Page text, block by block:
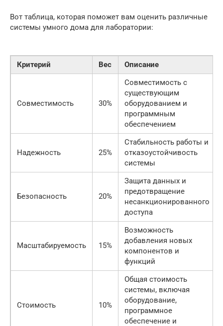
Вот таблица, которая поможет вам оценить различные
системы умного дома для лаборатории:
Критерий Вес Описание
Совместимость 30%
Совместимость с
существующим
оборудованием и
программным
обеспечением
Надежность 25%
Стабильность работы и
отказоустойчивость
системы
Безопасность 20%
Защита данных и
предотвращение
несанкционированного
доступа
Масштабируемость 15%
Возможность
добавления новых
компонентов и
функций
Стоимость 10%
Общая стоимость
системы, включая
оборудование,
программное
обеспечение и